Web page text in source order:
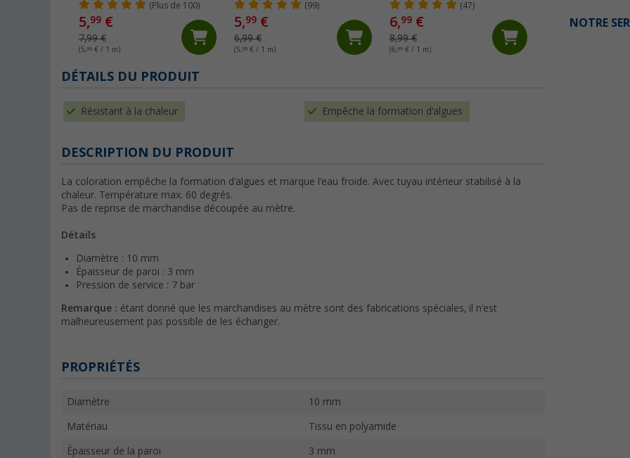
NOTRE
(Plus de 100)
5,99 €
7,99 €
(5,99 € / 1 m)
(99)
5,99 €
6,99 €
(5,99 € / 1 m)
(47)
6,99 €
8,99 €
(6,99 € / 1 m)
€
DÉTAILS DU PRODUIT
Résistant à la chaleur Empêche la formation d'algues
DESCRIPTION DU PRODUIT
La coloration empêche la formation d'algues et marque l'eau froide. Avec tuyau intérieur stabilisé à la
chaleur. Température max. 60 degrés.
Pas de reprise de marchandise découpée au mètre.
Détails
Diamètre : 10 mm
Épaisseur de paroi : 3 mm
Pression de service : 7 bar
Remarque : étant donné que les marchandises au mètre sont des fabrications spéciales, il n'est
malheureusement pas possible de les échanger.
PROPRIÉTÉS
Diamètre 10 mm
Matériau Tissu en polyamide
Épaisseur de la paroi 3 mm